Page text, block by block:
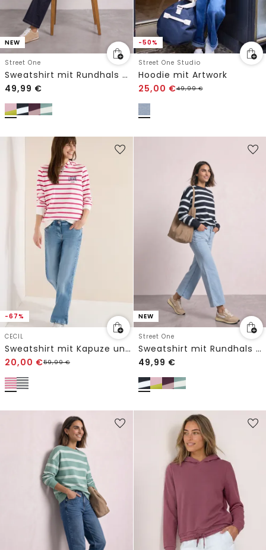
NEW
Street One
Sweatshirt mit Rundhals und Streifen
49,99 €
-50%
Street One Studio
Hoodie mit Artwork
25,00 €49,99€
-67%
CECIL
Sweatshirt mit Kapuze und Chestprint
20,00 €59,99€
NEW
Street One
Sweatshirt mit Rundhals und Streifen
49,99 €